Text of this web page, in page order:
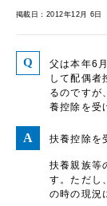
掲載日：2012年12月 6日
父は本年6
して配偶者
るのですが
養控除を受
扶養控除を
扶養親族等
す。ただし
の時の現況